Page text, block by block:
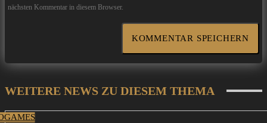
nächsten Kommentar in diesem Browser.
WEITERE NEWS ZU DIESEM THEMA